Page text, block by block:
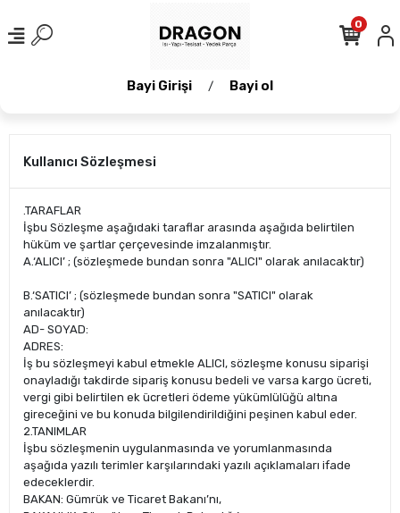
Bayi Girişi / Bayi ol
0
Kullanıcı Sözleşmesi
.TARAFLAR
İşbu Sözleşme aşağıdaki taraflar arasında aşağıda belirtilen
hüküm ve şartlar çerçevesinde imzalanmıştır.
A.‘ALICI’ ; (sözleşmede bundan sonra "ALICI" olarak anılacaktır)
B.‘SATICI’ ; (sözleşmede bundan sonra "SATICI" olarak
anılacaktır)
AD- SOYAD:
ADRES:
İş bu sözleşmeyi kabul etmekle ALICI, sözleşme konusu siparişi
onayladığı takdirde sipariş konusu bedeli ve varsa kargo ücreti,
vergi gibi belirtilen ek ücretleri ödeme yükümlülüğü altına
gireceğini ve bu konuda bilgilendirildiğini peşinen kabul eder.
2.TANIMLAR
İşbu sözleşmenin uygulanmasında ve yorumlanmasında
aşağıda yazılı terimler karşılarındaki yazılı açıklamaları ifade
edeceklerdir.
BAKAN: Gümrük ve Ticaret Bakanı’nı,